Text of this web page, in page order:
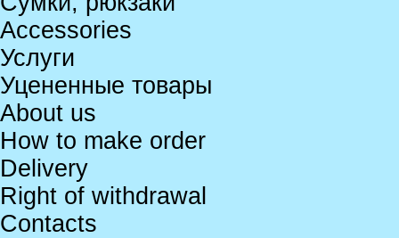
Accessories
Услуги
Уцененные товары
About us
How to make order
Delivery
Right of withdrawal
Contacts